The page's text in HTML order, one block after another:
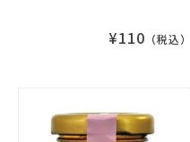
¥110 （税込）